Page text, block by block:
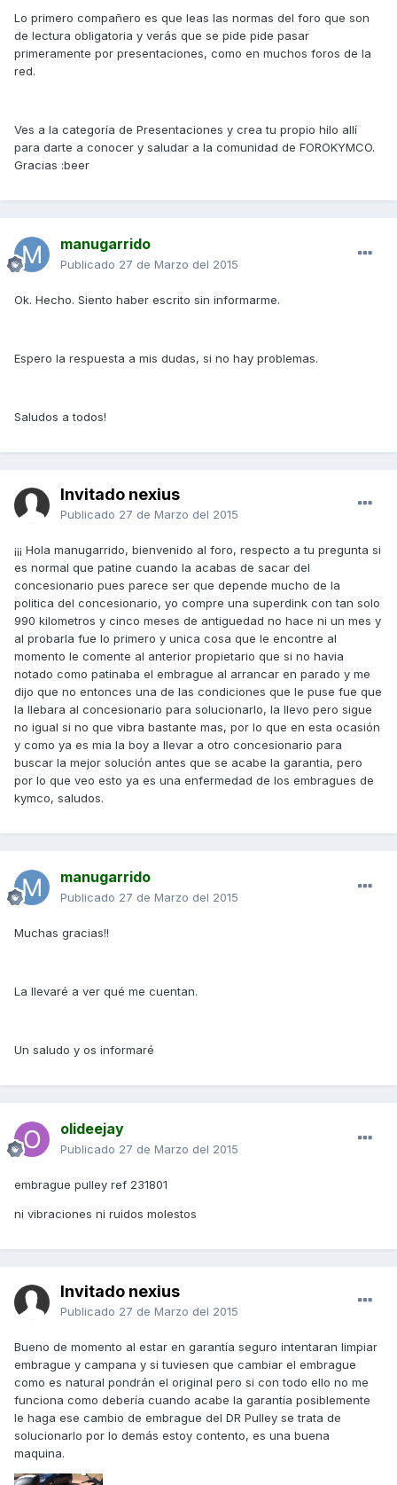
Lo primero compañero es que leas las normas del foro que son
de lectura obligatoria y verás que se pide pide pasar
primeramente por presentaciones, como en muchos foros de la
red.
Ves a la categoría de Presentaciones y crea tu propio hilo allí
para darte a conocer y saludar a la comunidad de FOROKYMCO.
Gracias :beer
manugarrido
Publicado 27 de Marzo del 2015
Ok. Hecho. Siento haber escrito sin informarme.
Espero la respuesta a mis dudas, si no hay problemas.
Saludos a todos!
Invitado nexius
Publicado 27 de Marzo del 2015
¡¡¡ Hola manugarrido, bienvenido al foro, respecto a tu pregunta si
es normal que patine cuando la acabas de sacar del
concesionario pues parece ser que depende mucho de la
politica del concesionario, yo compre una superdink con tan solo
990 kilometros y cinco meses de antiguedad no hace ni un mes y
al probarla fue lo primero y unica cosa que le encontre al
momento le comente al anterior propietario que si no havia
notado como patinaba el embrague al arrancar en parado y me
dijo que no entonces una de las condiciones que le puse fue que
la llebara al concesionario para solucionarlo, la llevo pero sigue
no igual si no que vibra bastante mas, por lo que en esta ocasión
y como ya es mia la boy a llevar a otro concesionario para
buscar la mejor solución antes que se acabe la garantia, pero
por lo que veo esto ya es una enfermedad de los embragues de
kymco, saludos.
manugarrido
Publicado 27 de Marzo del 2015
Muchas gracias!!
La llevaré a ver qué me cuentan.
Un saludo y os informaré
olideejay
Publicado 27 de Marzo del 2015
embrague pulley ref 231801
ni vibraciones ni ruidos molestos
Invitado nexius
Publicado 27 de Marzo del 2015
Bueno de momento al estar en garantía seguro intentaran limpiar
embrague y campana y si tuviesen que cambiar el embrague
como es natural pondrán el original pero si con todo ello no me
funciona como debería cuando acabe la garantía posiblemente
le haga ese cambio de embrague del DR Pulley se trata de
solucionarlo por lo demás estoy contento, es una buena
maquina.